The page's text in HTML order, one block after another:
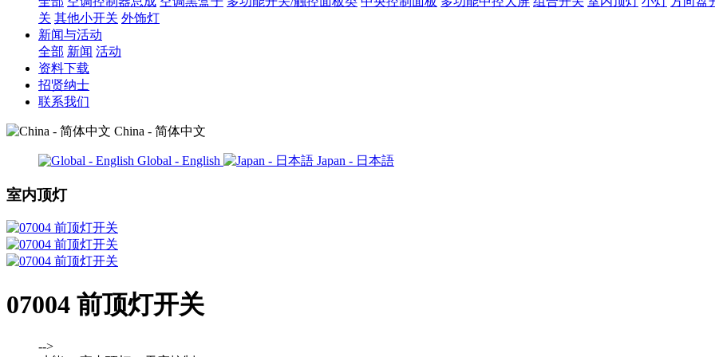
关 其他小开关 外饰灯
新闻与活动
全部 新闻 活动
资料下载
招贤纳士
联系我们
China - 简体中文
Global - English Japan - 日本語
室内顶灯
07004 前顶灯开关
-->